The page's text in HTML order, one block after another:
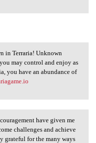
in
in Terraria! Unknown
may control and enjoy as
you have an abundance of
have given me
challenges and achieve
grateful for the many ways